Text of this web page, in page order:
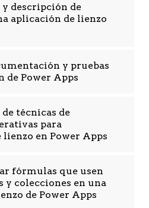
y descripción de
aplicación de lienzo
y pruebas
de Power Apps
técnicas de
para
lienzo en Power Apps
fórmulas que usen
y colecciones en una
de Power Apps